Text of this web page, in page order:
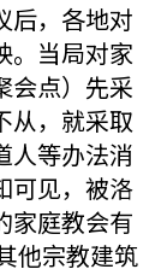
后，各地对
。当局对家
会点）先采
从，就采取
人等办法消
可见，被洛
家庭教会有
他宗教建筑